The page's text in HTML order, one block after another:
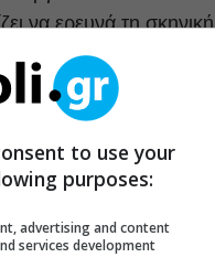
να ερευνά τη σκηνική
όλους τους κανόνες
to use your
purposes:
advertising and content
services development